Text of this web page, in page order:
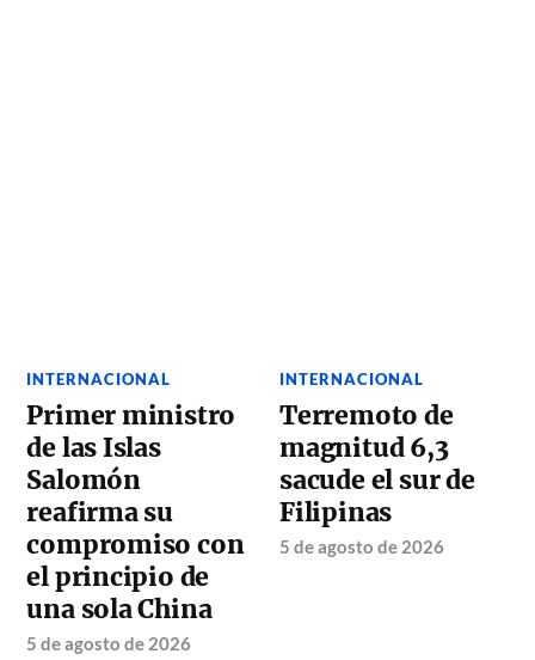
INTERNACIONAL
Primer ministro
de las Islas
Salomón
reafirma su
compromiso con
el principio de
una sola China
5 de agosto de 2026
INTERNACIONAL
Terremoto de
magnitud 6,3
sacude el sur de
Filipinas
5 de agosto de 2026